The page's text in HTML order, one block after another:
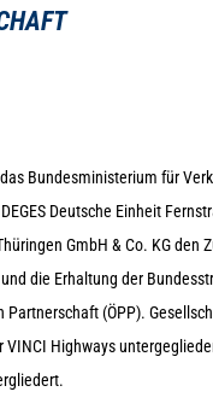
Bun­des­mi­nis­te­rium für
Deut­sche Ein­heit
GmbH & Co. KG den
die Erhal­tung der
(ÖPP).
VINCI High­ways